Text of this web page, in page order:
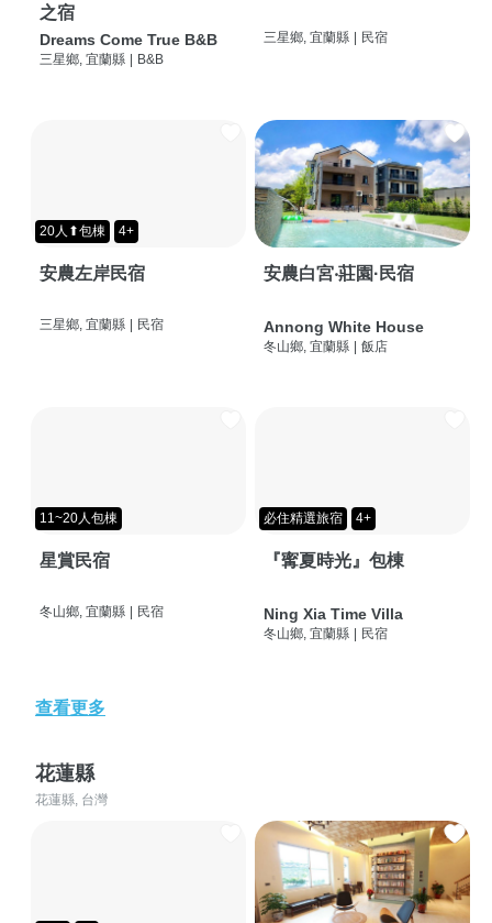
之宿
Dreams Come True B&B
三星鄉, 宜蘭縣 | B&B
三星鄉, 宜蘭縣 | 民宿
20人⬆包棟 4+
安農左岸民宿
三星鄉, 宜蘭縣 | 民宿
安農白宮‧莊園·民宿
Annong White House
冬山鄉, 宜蘭縣 | 飯店
11~20人包棟
星賞民宿
冬山鄉, 宜蘭縣 民宿
必住精選旅宿 4+
『寗夏時光』包棟
Ning Xia Time Villa
冬山鄉, 宜蘭縣 民宿
查看更多
花蓮縣
花蓮縣, 台灣